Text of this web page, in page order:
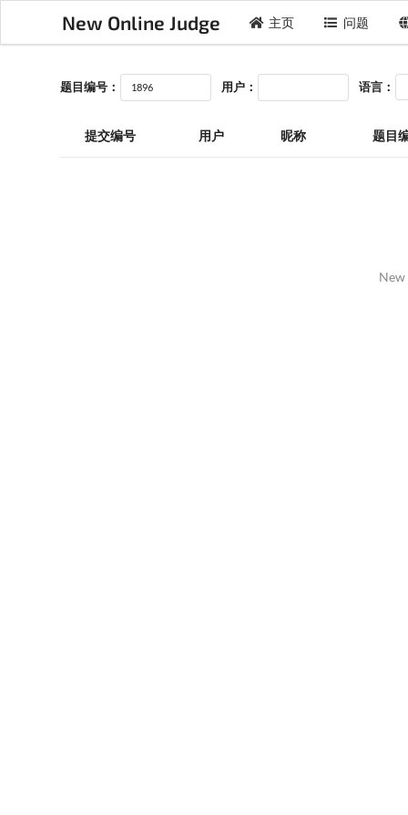
New Online Judge 主页 问题
题目编号： 用户： 语言：
提交编号 用户 昵称 题目